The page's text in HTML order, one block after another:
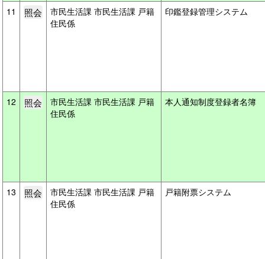
11
市民生活課 市民生活課 戸籍
住民係
印鑑登録管理システム
12
市民生活課 市民生活課 戸籍
住民係
本人通知制度登録者名簿
13
市民生活課 市民生活課 戸籍
住民係
戸籍附票システム